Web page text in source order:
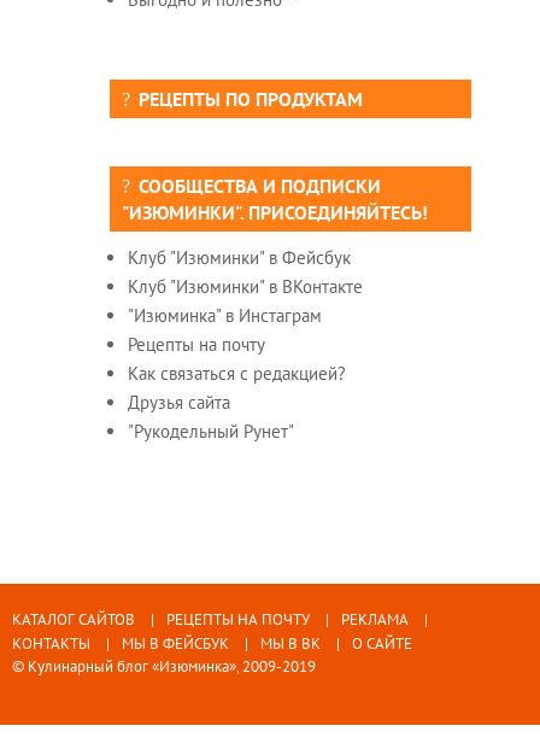
РЕЦЕПТЫ ПО ПРОДУКТАМ
СООБЩЕСТВА И ПОДПИСКИ
"ИЗЮМИНКИ". ПРИСОЕДИНЯЙТЕСЬ!
Клуб "Изюминки" в Фейсбук
Клуб "Изюминки" в ВКонтакте
"Изюминка" в Инстаграм
Рецепты на почту
Как связаться с редакцией?
Друзья сайта
"Рукодельный Рунет"
КАТАЛОГ САЙТОВ РЕЦЕПТЫ НА ПОЧТУ
РЕКЛАМА
КОНТАКТЫ
МЫ В ФЕЙСБУК МЫ В ВК
О САЙТЕ
© Кулинарный блог «Изюминка», 2009-2019